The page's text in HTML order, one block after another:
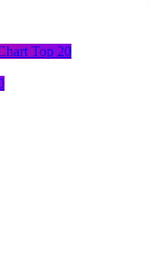
Top 20